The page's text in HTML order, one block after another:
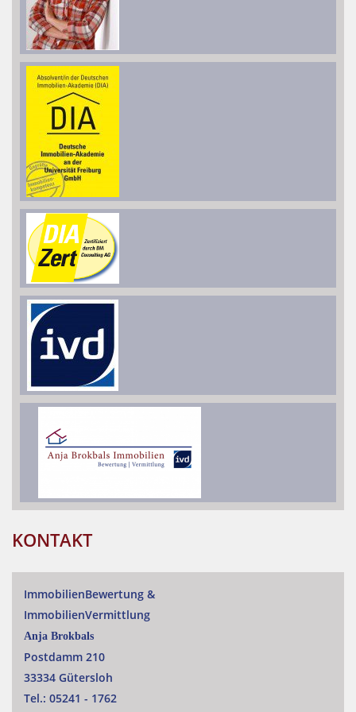
KONTAKT
ImmobilienBewertung &
ImmobilienVermittlung
Anja Brokbals
Postdamm 210
33334 Gütersloh
Tel.: 05241 - 1762